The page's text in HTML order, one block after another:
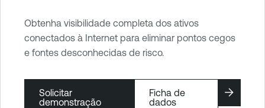
Obtenha visibilidade completa dos ativos
conectados à Internet para eliminar pontos cegos
e fontes desconhecidas de risco.
Solicitar
demonstração
Ficha de
dados